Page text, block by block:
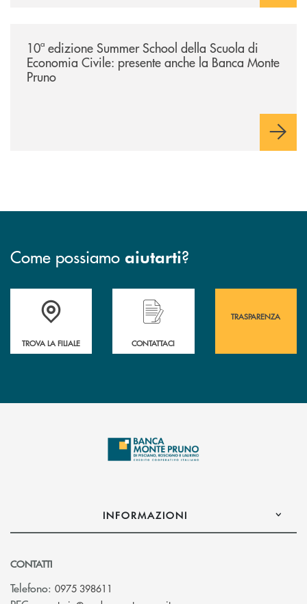
10ª edizione Summer School della Scuola di
Economia Civile: presente anche la Banca Monte
Pruno
Come possiamo aiutarti?
Accedi all' elenco completo&nbsp; delle&nbsp; filiali&nbsp; di Banca
TROVA LA FILIALE
Hai bisogno di assistenza immediata?
CONTATTACI
TRASPARENZA
INFORMAZIONI
CONTATTI
Telefono: 0975 398611